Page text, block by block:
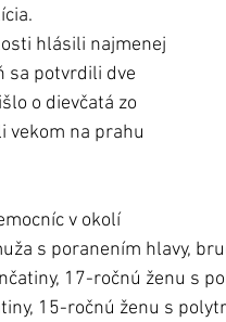
hlásili najmenej
sa potvrdili dve
o dievčatá zo
vekom na prahu
v okolí
s poranením hlavy,
17-ročnú ženu s
15-ročnú ženu s